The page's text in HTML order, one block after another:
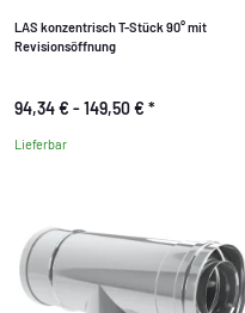
LAS konzentrisch T-Stück 90° mit
Revisionsöffnung
94,34 € -149,50 € *
Lieferbar